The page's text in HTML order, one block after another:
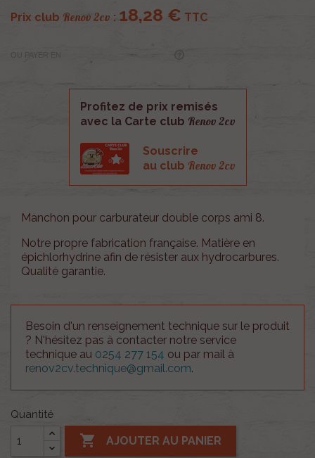
Prix club Renov 2cv : 18,28 € TTC
Profitez de prix remisés
avec la Carte club Renov 2cv
Souscrire
au club Renov 2cv
Manchon pour carburateur double corps ami 8.
Notre propre fabrication française. Matière en
épichlorhydrine afin de résister aux hydrocarbures.
Qualité garantie.
Besoin d'un renseignement technique sur le produit
? N'hésitez pas à contacter notre service
technique au 0254 277 154 ou par mail à
renov2cv.technique@gmail.com.
Quantité
 AJOUTER AU PANIER